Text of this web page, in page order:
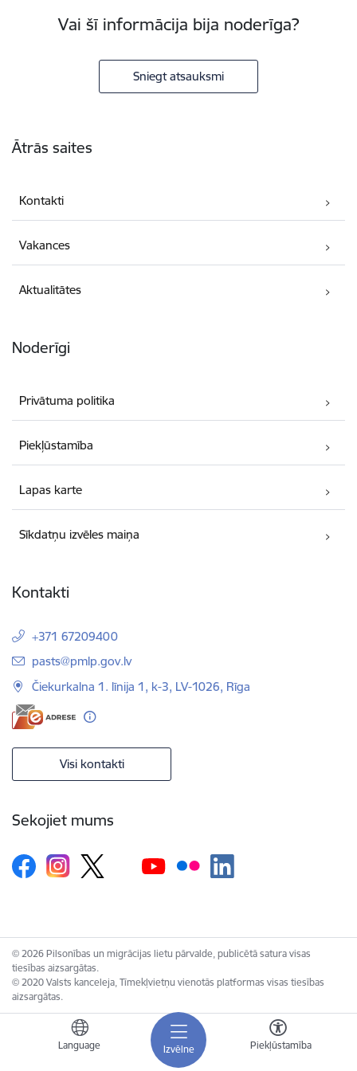
Izvēlne
Language Piekļūstamība
Vai šī informācija bija noderīga?
Sniegt atsauksmi
Ātrās saites
Kontakti
Vakances
Aktualitātes
Noderīgi
Privātuma politika
Piekļūstamība
Lapas karte
Sīkdatņu izvēles maiņa
Kontakti
+371 67209400
E-pasts:
pasts@pmlp.gov.lv
Čiekurkalna 1. līnija 1, k-3, LV-1026, Rīga
Visi kontakti
Sekojiet mums
© 2026 Pilsonības un migrācijas lietu pārvalde, publicētā satura visas
tiesības aizsargātas.
© 2020 Valsts kanceleja, Tīmekļvietņu vienotās platformas visas tiesības
aizsargātas.